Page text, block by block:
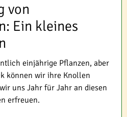
von
Ein kleines
einjährige Pflanzen, aber
können wir ihre Knollen
uns Jahr für Jahr an diesen
erfreuen.